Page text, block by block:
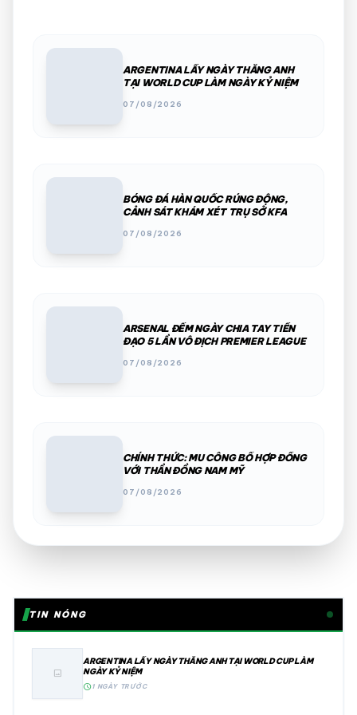
ARGENTINA LẤY NGÀY THẮNG ANH
TẠI WORLD CUP LÀM NGÀY KỶ NIỆM
07/08/2026
BÓNG ĐÁ HÀN QUỐC RÚNG ĐỘNG,
CẢNH SÁT KHÁM XÉT TRỤ SỞ KFA
07/08/2026
ARSENAL ĐẾM NGÀY CHIA TAY TIỀN
ĐẠO 5 LẦN VÔ ĐỊCH PREMIER LEAGUE
07/08/2026
CHÍNH THỨC: MU CÔNG BỐ HỢP ĐỒNG
VỚI THẦN ĐỒNG NAM MỸ
07/08/2026
TIN NÓNG
image
ARGENTINA LẤY NGÀY THẮNG ANH TẠI WORLD CUP LÀM
NGÀY KỶ NIỆM
schedule1 NGÀY TRƯỚC